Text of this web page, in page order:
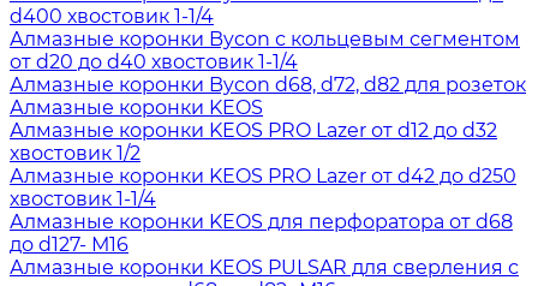
d400 хвостовик 1-1/4
Алмазные коронки Bycon с кольцевым сегментом
от d20 до d40 хвостовик 1-1/4
Алмазные коронки Bycon d68, d72, d82 для розеток
Алмазные коронки KEOS
Алмазные коронки KEOS PRO Lazer от d12 до d32
хвостовик 1/2
Алмазные коронки KEOS PRO Lazer от d42 до d250
хвостовик 1-1/4
Алмазные коронки KEOS для перфоратора от d68
до d127- М16
Алмазные коронки KEOS PULSAR для сверления с